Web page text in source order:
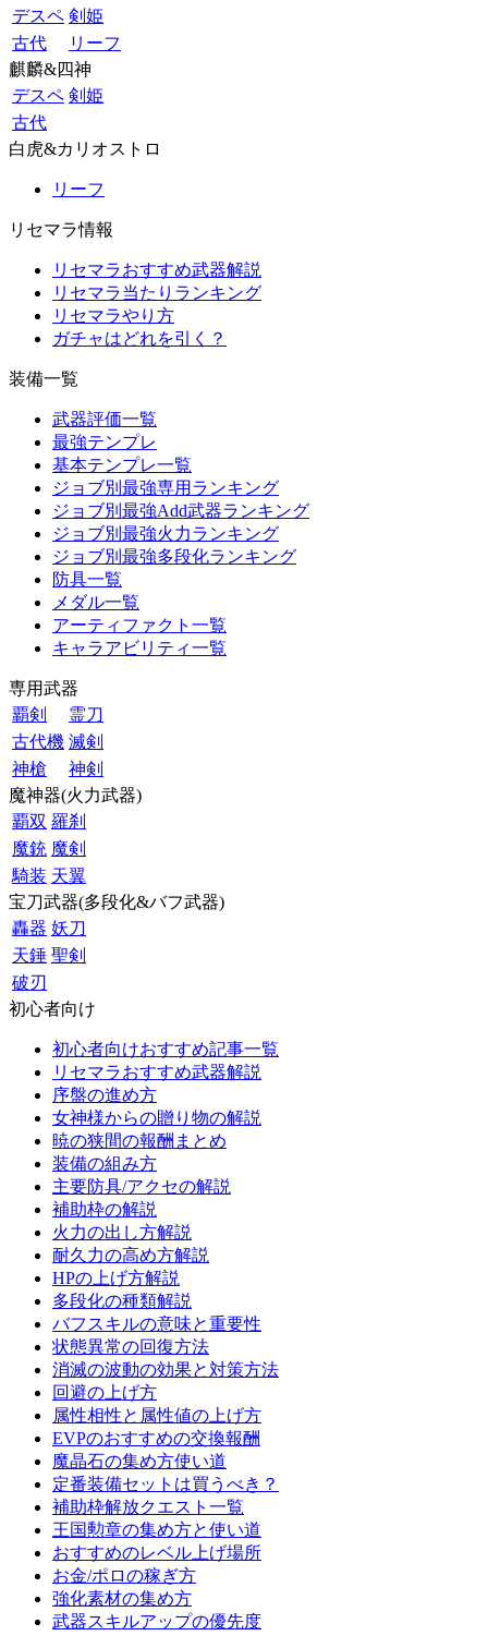
デスペ 剣姫
古代
リーフ
麒麟&四神
デスペ 剣姫
古代
白虎&カリオストロ
リーフ
リセマラ情報
リセマラおすすめ武器解説
リセマラ当たりランキング
リセマラやり方
ガチャはどれを引く？
装備一覧
武器評価一覧
最強テンプレ
基本テンプレ一覧
ジョブ別最強専用ランキング
ジョブ別最強Add武器ランキング
ジョブ別最強火力ランキング
ジョブ別最強多段化ランキング
防具一覧
メダル一覧
アーティファクト一覧
キャラアビリティ一覧
専用武器
覇剣
霊刀
古代機 滅剣
神槍
神剣
魔神器(火力武器)
覇双 羅刹
魔銃 魔剣
騎装 天翼
宝刀武器(多段化&バフ武器)
轟器 妖刀
天錘 聖剣
破刃
初心者向け
初心者向けおすすめ記事一覧
リセマラおすすめ武器解説
序盤の進め方
女神様からの贈り物の解説
暁の狭間の報酬まとめ
装備の組み方
主要防具/アクセの解説
補助枠の解説
火力の出し方解説
耐久力の高め方解説
HPの上げ方解説
多段化の種類解説
バフスキルの意味と重要性
状態異常の回復方法
消滅の波動の効果と対策方法
回避の上げ方
属性相性と属性値の上げ方
EVPのおすすめの交換報酬
魔晶石の集め方使い道
定番装備セットは買うべき？
補助枠解放クエスト一覧
王国勲章の集め方と使い道
おすすめのレベル上げ場所
お金/ポロの稼ぎ方
強化素材の集め方
武器スキルアップの優先度